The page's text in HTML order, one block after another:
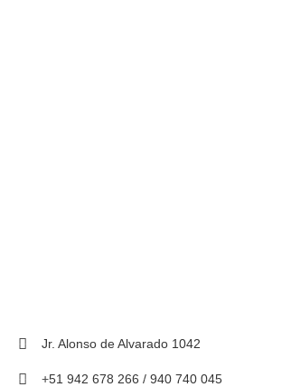
Jr. Alonso de Alvarado 1042
+51 942 678 266 / 940 740 045